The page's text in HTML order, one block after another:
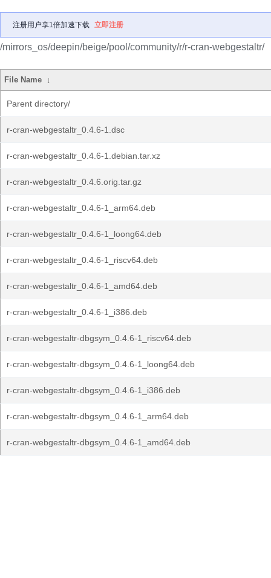
注册用户享1倍加速下载 立即注册
/mirrors_os/deepin/beige/pool/community/r/r-cran-webgestaltr/
File Name ↓
Parent directory/
r-cran-webgestaltr_0.4.6-1.dsc
r-cran-webgestaltr_0.4.6-1.debian.tar.xz
r-cran-webgestaltr_0.4.6.orig.tar.gz
r-cran-webgestaltr_0.4.6-1_arm64.deb
r-cran-webgestaltr_0.4.6-1_loong64.deb
r-cran-webgestaltr_0.4.6-1_riscv64.deb
r-cran-webgestaltr_0.4.6-1_amd64.deb
r-cran-webgestaltr_0.4.6-1_i386.deb
r-cran-webgestaltr-dbgsym_0.4.6-1_riscv64.deb
r-cran-webgestaltr-dbgsym_0.4.6-1_loong64.deb
r-cran-webgestaltr-dbgsym_0.4.6-1_i386.deb
r-cran-webgestaltr-dbgsym_0.4.6-1_arm64.deb
r-cran-webgestaltr-dbgsym_0.4.6-1_amd64.deb